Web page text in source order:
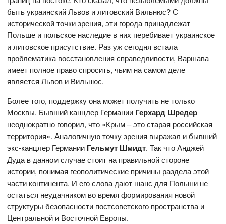
быть украинский Львов и литовский Вильнюс? С
исторической точки зрения, эти города принадлежат
Польше и польское наследие в них перебивает украинское
и литовское присутствие. Раз уж сегодня встала
проблематика восстановления справедливости, Варшава
имеет полное право спросить, чьим на самом деле
является Львов и Вильнюс.
Более того, поддержку она может получить не только
Москвы. Бывший канцлер Германии Герхард Шредер
неоднократно говорил, что «Крым – это старая российская
территория». Аналогичную точку зрения выражал и бывший
экс-канцлер Германии Гельмут Шмидт. Так что Анджей
Дуда в данном случае стоит на правильной стороне
истории, понимая геополитические причины раздела этой
части континента. И его слова дают шанс для Польши не
остаться неудачником во время формирования новой
структуры безопасности постсоветского пространства и
Центральной и Восточной Европы.